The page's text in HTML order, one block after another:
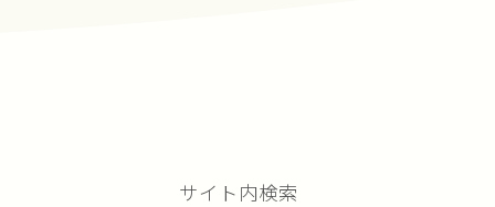
サイト内検索